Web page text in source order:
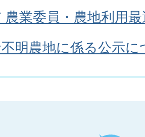
農業委員・農地利用
明農地に係る公示に